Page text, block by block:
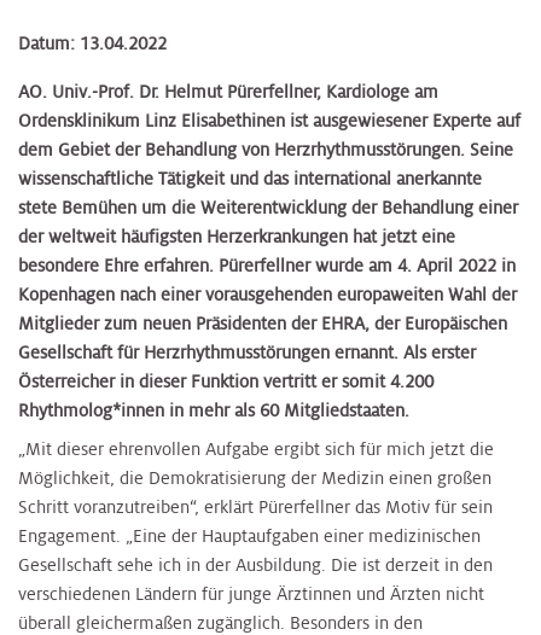
Datum: 13.04.2022
AO. Univ.-Prof. Dr. Helmut Pürerfellner, Kardiologe am
Ordensklinikum Linz Elisabethinen ist ausgewiesener Experte auf
dem Gebiet der Behandlung von Herzrhythmusstörungen. Seine
wissenschaftliche Tätigkeit und das international anerkannte
stete Bemühen um die Weiterentwicklung der Behandlung einer
der weltweit häufigsten Herzerkrankungen hat jetzt eine
besondere Ehre erfahren. Pürerfellner wurde am 4. April 2022 in
Kopenhagen nach einer vorausgehenden europaweiten Wahl der
Mitglieder zum neuen Präsidenten der EHRA, der Europäischen
Gesellschaft für Herzrhythmusstörungen ernannt. Als erster
Österreicher in dieser Funktion vertritt er somit 4.200
Rhythmolog*innen in mehr als 60 Mitgliedstaaten.
„Mit dieser ehrenvollen Aufgabe ergibt sich für mich jetzt die
Möglichkeit, die Demokratisierung der Medizin einen großen
Schritt voranzutreiben“, erklärt Pürerfellner das Motiv für sein
Engagement. „Eine der Hauptaufgaben einer medizinischen
Gesellschaft sehe ich in der Ausbildung. Die ist derzeit in den
verschiedenen Ländern für junge Ärztinnen und Ärzten nicht
überall gleichermaßen zugänglich. Besonders in den